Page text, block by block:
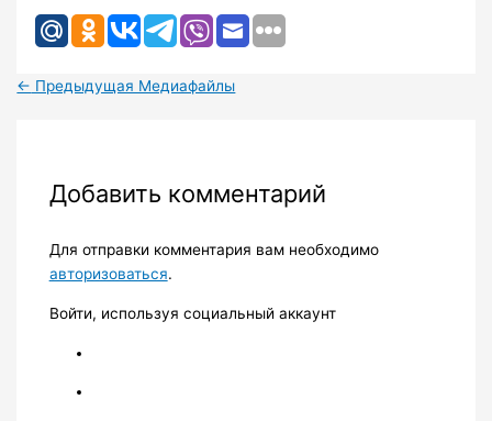
← Предыдущая Медиафайлы
Добавить комментарий
Для отправки комментария вам необходимо
авторизоваться.
Войти, используя социальный аккаунт